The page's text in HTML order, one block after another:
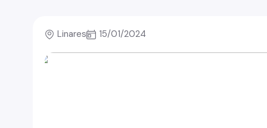
Linares 15/01/2024